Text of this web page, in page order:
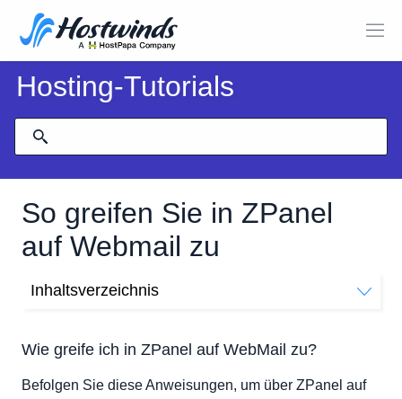
Hosting-Tutorials
So greifen Sie in ZPanel
auf Webmail zu
Inhaltsverzeichnis
Wie greife ich in ZPanel auf WebMail zu?
Befolgen Sie diese Anweisungen, um über ZPanel auf